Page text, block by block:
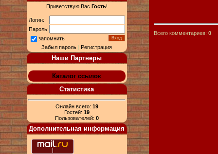
Приветствую Вас Гость!
Логин:
Пароль:
запомнить
Забыл пароль |Регистрация
Наши Партнеры
Каталог ссылок
Статистика
Онлайн всего: 19
Гостей: 19
Пользователей: 0
Дополнительная информация
Всего комментариев: 0